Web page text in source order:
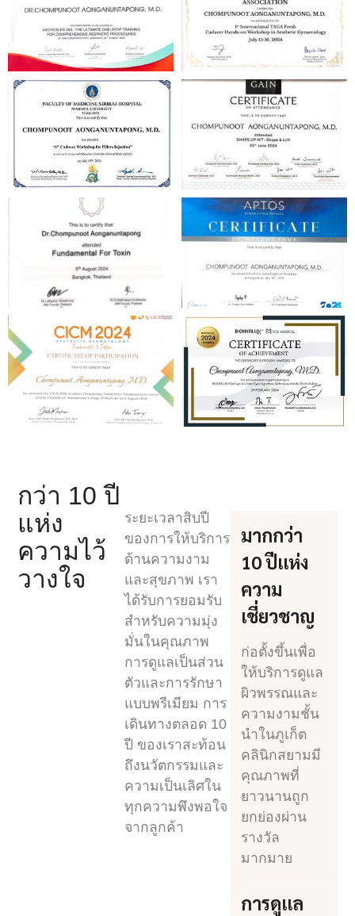
กว่า 10 ปี
แห่ง
ความไว้
วางใจ
ระยะเวลาสิบปี
ของการให้บริการ
ด้านความงาม
และสุขภาพ เรา
ได้รับการยอมรับ
สำหรับความมุ่ง
มั่นในคุณภาพ
การดูแลเป็นส่วน
ตัวและการรักษา
แบบพรีเมียม การ
เดินทางตลอด 10
ปี ของเราสะท้อน
ถึงนวัตกรรมและ
ความเป็นเลิศใน
ทุกความพึงพอใจ
จากลูกค้า
มากกว่า
10 ปีแห่ง
ความ
เชี่ยวชาญ
ก่อตั้งขึ้นเพื่อ
ให้บริการดูแล
ผิวพรรณและ
ความงามชั้น
นำในภูเก็ต
คลินิกสยามมี
คุณภาพที่
ยาวนานถูก
ยกย่องผ่าน
รางวัล
มากมาย
การดูแล